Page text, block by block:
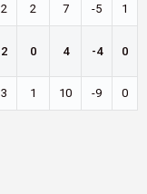
2 2 7 -5 1
2 0 4 -4 0
3 1 10 -9 0